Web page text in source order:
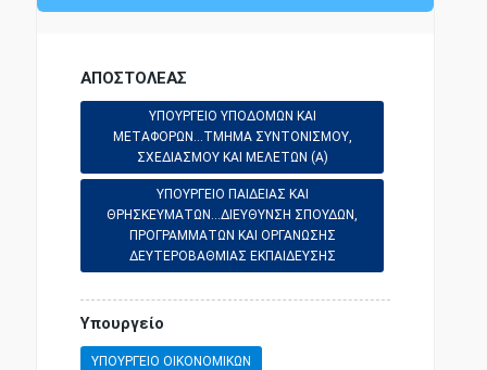
ΑΠΟΣΤΟΛΕΑΣ
ΥΠΟΥΡΓΕΙΟ ΥΠΟΔΟΜΩΝ ΚΑΙ
ΜΕΤΑΦΟΡΩΝ...ΤΜΗΜΑ ΣΥΝΤΟΝΙΣΜΟΥ,
ΣΧΕΔΙΑΣΜΟΥ ΚΑΙ ΜΕΛΕΤΩΝ (Α)
ΥΠΟΥΡΓΕΙΟ ΠΑΙΔΕΙΑΣ ΚΑΙ
ΘΡΗΣΚΕΥΜΑΤΩΝ...ΔΙΕΥΘΥΝΣΗ ΣΠΟΥΔΩΝ,
ΠΡΟΓΡΑΜΜΑΤΩΝ ΚΑΙ ΟΡΓΑΝΩΣΗΣ
ΔΕΥΤΕΡΟΒΑΘΜΙΑΣ ΕΚΠΑΙΔΕΥΣΗΣ
Υπουργείο
ΥΠΟΥΡΓΕΙΟ ΟΙΚΟΝΟΜΙΚΩΝ